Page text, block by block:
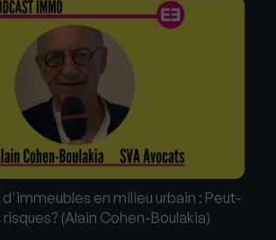
en milieu urbain : Peut-
(Alain Cohen-Boulakia)